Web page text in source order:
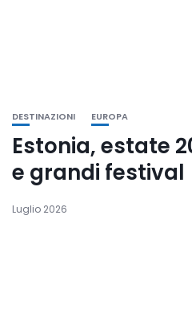
DESTINAZIONI EUROPA
Estonia, estate
e grandi festival
Luglio 2026